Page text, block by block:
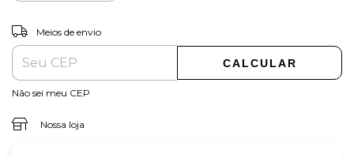
Entregas para o CEP:
Meios de envio
CALCULAR
Não sei meu CEP
Nossa loja